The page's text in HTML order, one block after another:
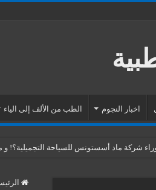
اخبار النجوم الطب من الألف إلى الياء
شركة ماد أسستونس للسياحة التجميلية؟! و